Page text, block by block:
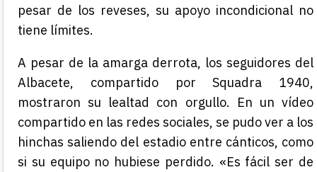
pesar de los reveses, su apoyo incondicional no
tiene límites.
A pesar de la amarga derrota, los seguidores del
Albacete, compartido por Squadra 1940,
mostraron su lealtad con orgullo. En un vídeo
compartido en las redes sociales, se pudo ver a los
hinchas saliendo del estadio entre cánticos, como
si su equipo no hubiese perdido. «Es fácil ser de